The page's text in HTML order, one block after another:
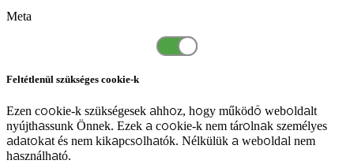
Meta
Feltétlenül szükséges cookie-k
Ezen cookie-k szükségesek ahhoz, hogy működő weboldalt
nyújthassunk Önnek. Ezek a cookie-k nem tárolnak személyes
adatokat és nem kikapcsolhatók. Nélkülük a weboldal nem
használható.